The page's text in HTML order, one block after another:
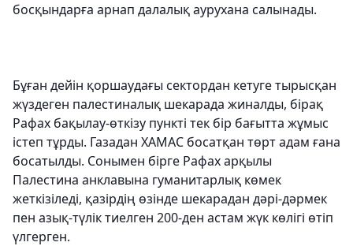
босқындарға арнап далалық аурухана салынады.
Бұған дейін қоршаудағы сектордан кетуге тырысқан
жүздеген палестиналық шекарада жиналды, бірақ
Рафах бақылау-өткізу пункті тек бір бағытта жұмыс
істеп тұрды. Газадан ХАМАС босатқан төрт адам ғана
босатылды. Сонымен бірге Рафах арқылы
Палестина анклавына гуманитарлық көмек
жеткізіледі, қазірдің өзінде шекарадан дәрі-дәрмек
пен азық-түлік тиелген 200-ден астам жүк көлігі өтіп
үлгерген.